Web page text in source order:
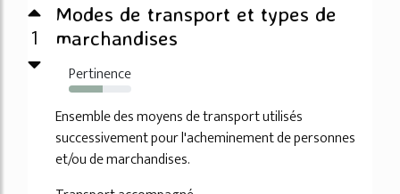
1
Modes de transport et types de
marchandises
Pertinence
54%
Ensemble des moyens de transport utilisés
successivement pour l'acheminement de personnes
et/ou de marchandises.